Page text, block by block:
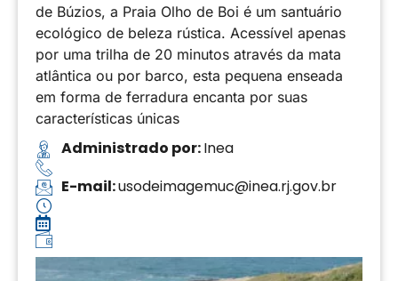
de Búzios, a Praia Olho de Boi é um santuário
ecológico de beleza rústica. Acessível apenas
por uma trilha de 20 minutos através da mata
atlântica ou por barco, esta pequena enseada
em forma de ferradura encanta por suas
características únicas
Administrado por:Inea
E-mail:usodeimagemuc@inea.rj.gov.br